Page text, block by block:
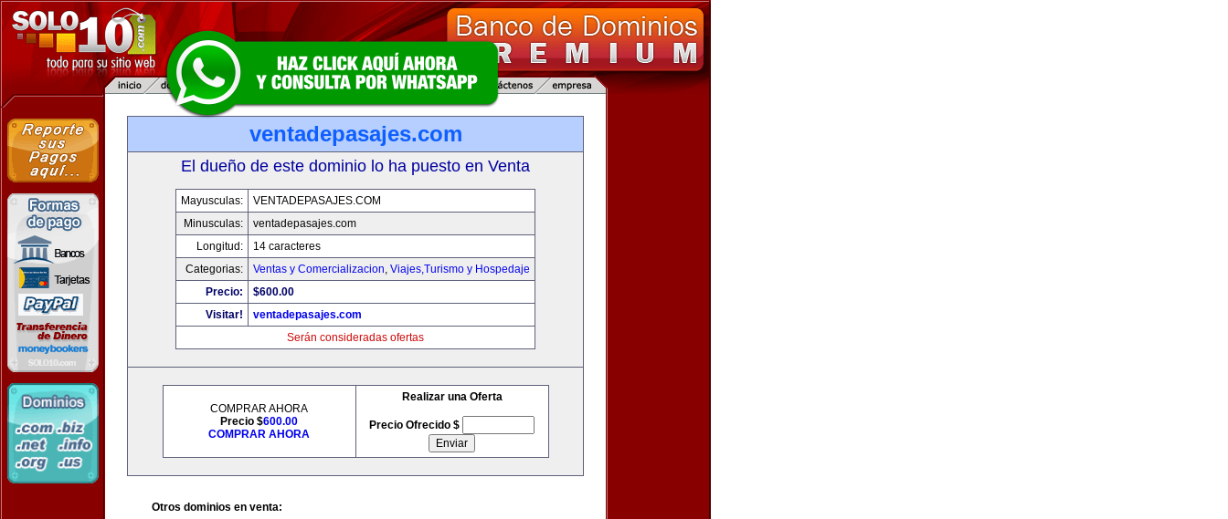
ventadepasajes.com
El dueño de este dominio lo ha puesto en Venta
Mayusculas:
VENTADEPASAJES.COM
Minusculas:
ventadepasajes.com
Longitud:
14 caracteres
Categorias:
Ventas y Comercializacion, Viajes,Turismo y Hospedaje
Precio:
$600.00
Visitar!
ventadepasajes.com
Serán consideradas ofertas
COMPRAR AHORA
Precio $600.00
COMPRAR AHORA
Realizar una Oferta
Precio Ofrecido $
Otros dominios en venta: